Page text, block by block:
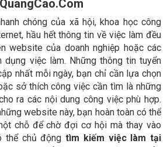
chóng của xã hội, khoa học công
hầu hết thông tin về việc làm đều
website của doanh nghiệp hoặc các
dụng việc làm. Những thông tin tuyển
nhất mỗi ngày, bạn chỉ cần lựa chọn
sở thích công việc cần tìm là những
ra các nội dung công việc phù hợp.
website này, bạn hoàn toàn có thể
chỗ để chờ đợi cơ hội mà thay vào
thể chủ động tìm kiếm việc làm tại